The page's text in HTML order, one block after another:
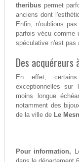
theribuspermet
anciens dont
Enfin, n'oublions
parfois vécu comme
spéculative n'est pas
Des acquéreurs
En effet, certains
exceptionnelles
moins longue
notamment des
de la ville de Le
Pour information,